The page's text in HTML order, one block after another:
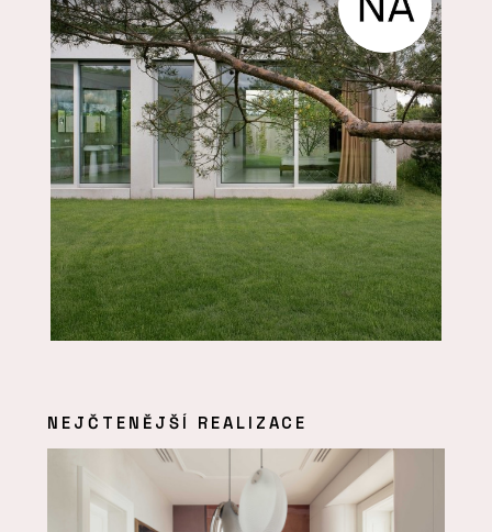
NEJČTENĚJŠÍ REALIZACE